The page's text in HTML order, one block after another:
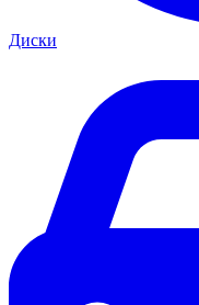
Диски